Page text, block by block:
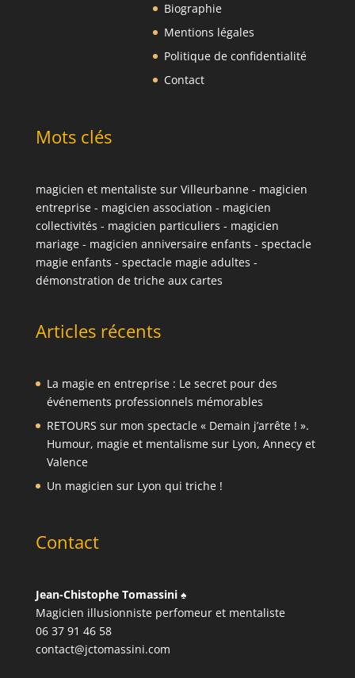
Biographie
Mentions légales
Politique de confidentialité
Contact
Mots clés
magicien et mentaliste sur Villeurbanne- magicien
entreprise - magicien association - magicien
collectivités - magicien particuliers - magicien
mariage- magicien anniversaire enfants - spectacle
magie enfants - spectacle magie adultes -
démonstration de triche aux cartes
Articles récents
La magie en entreprise : Le secret pour des
événements professionnels mémorables
RETOURS sur mon spectacle « Demain j’arrête ! ».
Humour, magie et mentalisme sur Lyon, Annecy et
Valence
Un magicien sur Lyon qui triche !
Contact
Jean-Chistophe Tomassini ♠️
Magicien illusionniste perfomeur et mentaliste
06 37 91 46 58
contact@jctomassini.com